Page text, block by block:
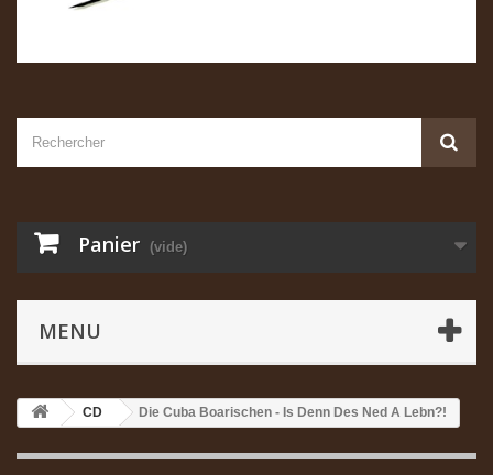
Panier (vide)
MENU
CD Die Cuba Boarischen - Is Denn Des Ned A Lebn?!